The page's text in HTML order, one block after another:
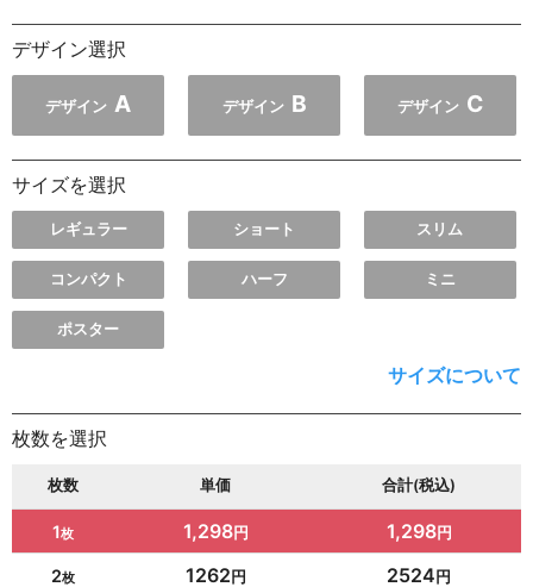
デザイン選択
デザイン A デザイン B デザイン C
サイズを選択
レギュラー ショート スリム
コンパクト ハーフ ミニ
ポスター
サイズについて
枚数を選択
枚数 単価 合計(税込)
1 1,298 1,298
2 1262 2524